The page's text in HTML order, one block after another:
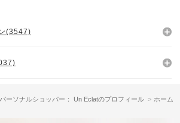
(3547)
パーソナルショッパー： Un Eclatのプロフィール ホーム